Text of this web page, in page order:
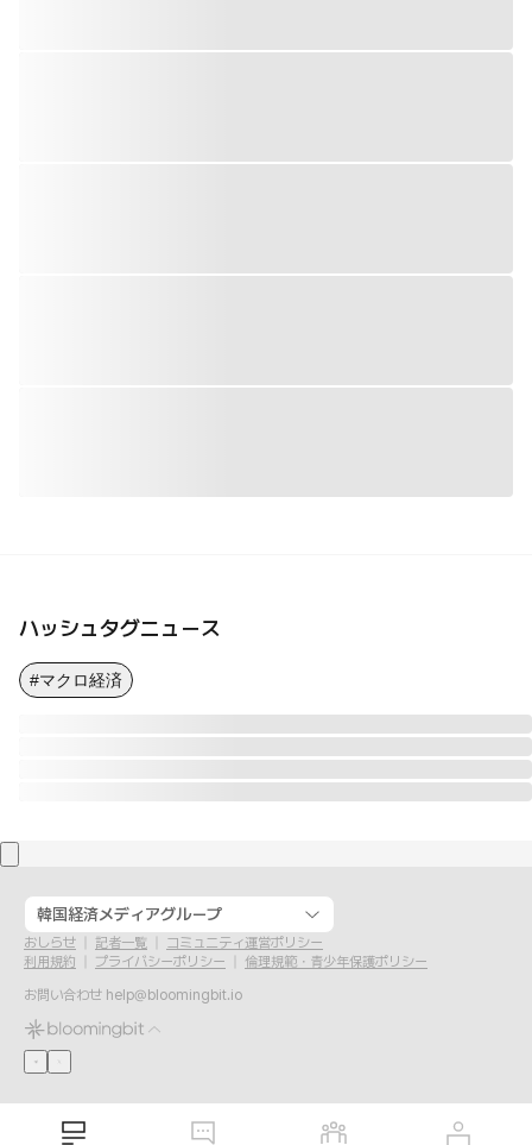
ハッシュタグニュース
#マクロ経済
韓国経済メディアグループ
おしらせ 記者一覧
コミュニティ運営ポリシー
利用規約
プライバシーポリシー
倫理規範・青少年保護ポリシー
お問い合わせ help@bloomingbit.io